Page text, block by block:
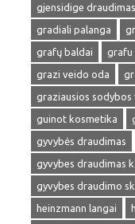
gjensidige
gradiali palanga
grafų baldai
grafu
grazi veido oda
graziausios sodybos
guinot kosmetika
gyvybės draudimas
gyvybes draudimas
gyvybes draudimo
heinzmann langai